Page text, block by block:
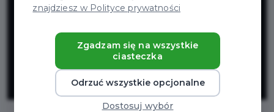
Artystycznych
w Jeleniej
Górze
znajdziesz w Polityce prywatności
Zgadzam się na wszystkie
ciasteczka
Odrzuć wszystkie opcjonalne
Dostosuj wybór